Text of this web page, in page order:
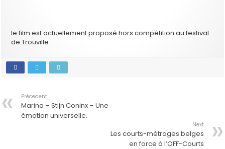
le film est actuellement proposé hors compétition au festival
de Trouville
Précedent
Marina – Stijn Coninx – Une
émotion universelle.
Next
Les courts-métrages belges
en force à l’OFF-Courts